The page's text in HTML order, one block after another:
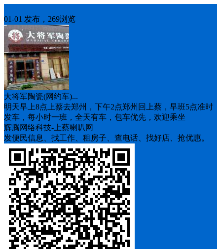
01-01 发布，269浏览
大将军陶瓷(网约车)...
明天早上8点上蔡去郑州，下午2点郑州回上蔡，早班5点准时
发车，每小时一班，全天有车，包车优先，欢迎乘坐
辉腾网络科技-上蔡喇叭网
发便民信息、找工作、租房子、查电话、找好店、抢优惠。